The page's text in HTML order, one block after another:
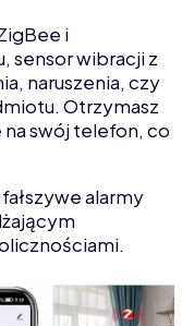
i
sensor wibracji z
naruszenia, czy
Otrzymasz
swój telefon, co
alarmy